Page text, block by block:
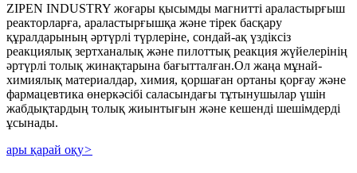
ZIPEN INDUSTRY жоғары қысымды магнитті араластырғыш
реакторларға, араластырғышқа және тірек басқару
құралдарының әртүрлі түрлеріне, сондай-ақ үздіксіз
реакциялық зертханалық және пилоттық реакция жүйелерінің
әртүрлі толық жинақтарына бағытталған.Ол жаңа мұнай-
химиялық материалдар, химия, қоршаған ортаны қорғау және
фармацевтика өнеркәсібі саласындағы тұтынушылар үшін
жабдықтардың толық жиынтығын және кешенді шешімдерді
ұсынады.
ары қарай оқу>